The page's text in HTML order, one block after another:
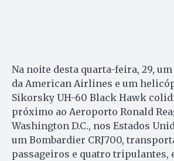
Na noite desta quarta-feira, 29,
da American Airlines e um
Sikorsky UH-60 Black Hawk
próximo ao Aeroporto Ronald
Washington D.C., nos Estados
um Bombardier CRJ700,
passageiros e quatro tripulantes,